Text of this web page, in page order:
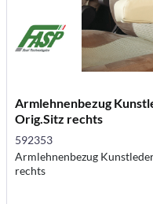
Armlehnenbezug
Orig.Sitz rechts
592353
Armlehnenbezug
rechts